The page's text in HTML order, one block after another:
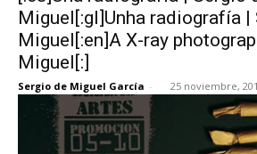
Miguel[:gl]Unha radiografía |
Miguel[:en]A X-ray
Miguel[:]
Sergio de Miguel García - 25 noviembre,